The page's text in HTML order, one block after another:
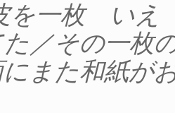
を一枚 いえ
た／その一
また和紙が